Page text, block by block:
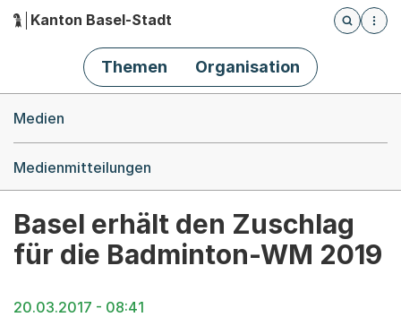
Hauptnavigation
Kanton Basel-Stadt
Öffnet
Themen Organisation
Medien
Medienmitteilungen
Basel erhält den Zuschlag
für die Badminton-WM 2019
20.03.2017 - 08:41